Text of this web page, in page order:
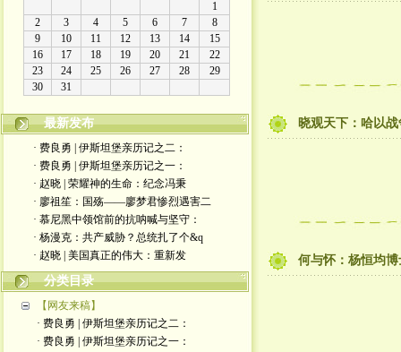
最新发布
· 费良勇 | 伊斯坦堡亲历记之二：
· 费良勇 | 伊斯坦堡亲历记之一：
· 赵晓 | 荣耀神的生命：纪念冯秉
· 廖祖笙：国殇——廖梦君惨烈遇害二
· 慕尼黑中领馆前的抗呐喊与坚守：
· 杨漫克：共产威胁？总统扎了个&q
· 赵晓 | 美国真正的伟大：重新发
分类目录
【网友来稿】
· 费良勇 | 伊斯坦堡亲历记之二：
· 费良勇 | 伊斯坦堡亲历记之一：
晓观天下：哈以
何与怀：杨恒均